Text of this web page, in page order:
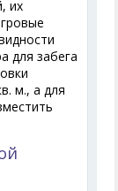
их
для забега
м., а для